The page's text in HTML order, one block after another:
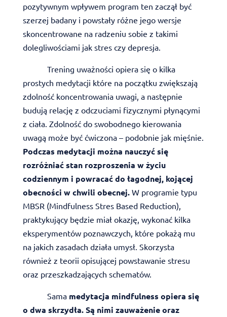
pozytywnym wpływem program ten zaczął być
szerzej badany i powstały różne jego wersje
skoncentrowane na radzeniu sobie z takimi
dolegliwościami jak stres czy depresja.
Trening uważności opiera się o kilka
prostych medytacji które na początku zwiększają
zdolność koncentrowania uwagi, a następnie
budują relację z odczuciami fizycznymi płynącymi
z ciała. Zdolność do swobodnego kierowania
uwagą może być ćwiczona – podobnie jak mięśnie.
Podczas medytacji można nauczyć się
rozróżniać stan rozproszenia w życiu
codziennym i powracać do łagodnej, kojącej
obecności w chwili obecnej.W programie typu
MBSR (Mindfulness Stres Based Reduction),
praktykujący będzie miał okazję, wykonać kilka
eksperymentów poznawczych, które pokażą mu
na jakich zasadach działa umysł. Skorzysta
również z teorii opisującej powstawanie stresu
oraz przeszkadzających schematów.
Sama medytacja mindfulness opiera się
o dwa skrzydła. Są nimi zauważenie oraz